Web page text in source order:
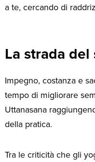
a te, cercando di
La strada del
Impegno, costanza e
tempo di migliorare
Uttanasana
della pratica.
Tra le criticità che gli